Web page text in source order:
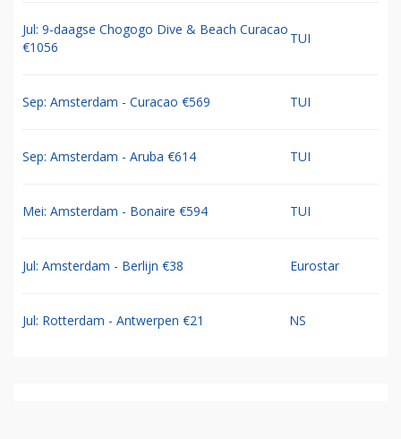
Jul: 9-daagse Chogogo Dive & Beach Curacao
€1056
TUI
Sep: Amsterdam - Curacao €569 TUI
Sep: Amsterdam - Aruba €614 TUI
Mei: Amsterdam - Bonaire €594 TUI
Jul: Amsterdam - Berlijn €38 Eurostar
Jul: Rotterdam - Antwerpen €21 NS